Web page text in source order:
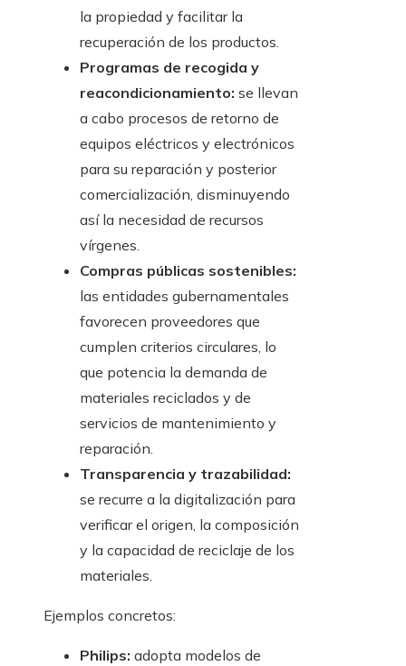
la propiedad y facilitar la
recuperación de los productos.
Programas de recogida y
reacondicionamiento: se llevan
a cabo procesos de retorno de
equipos eléctricos y electrónicos
para su reparación y posterior
comercialización, disminuyendo
así la necesidad de recursos
vírgenes.
Compras públicas sostenibles:
las entidades gubernamentales
favorecen proveedores que
cumplen criterios circulares, lo
que potencia la demanda de
materiales reciclados y de
servicios de mantenimiento y
reparación.
Transparencia y trazabilidad:
se recurre a la digitalización para
verificar el origen, la composición
y la capacidad de reciclaje de los
materiales.
Ejemplos concretos:
Philips: adopta modelos de